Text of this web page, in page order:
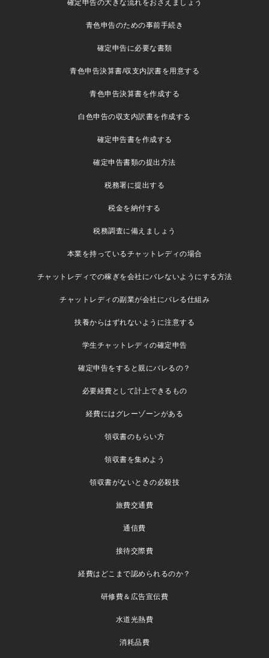
確定申告の大きな流れをおさえましょう
青色申告のための事前手続き
確定申告に必要な書類
青色申告決算書/収支内訳書を用意する
青色申告決算書を作成する
白色申告の収支内訳書を作成する
確定申告書を作成する
確定申告書類の提出方法
税務署に提出する
税金を納付する
税務調査に備えましょう
本業を持っているチャットレディの場合
チャットレディでの稼ぎを会社にバレないようにする方法
チャットレディの副業が会社にバレる仕組み
扶養からはずれないように注意する
学生チャットレディの確定申告
確定申告をすると親にバレるの？
必要経費として計上できるもの
経費にはグレーゾーンがある
領収書のもらい方
領収書を集めよう
領収書がないときの必殺技
旅費交通費
通信費
接待交際費
経費はどこまで認められるのか？
研修費＆広告宣伝費
水道光熱費
消耗品費